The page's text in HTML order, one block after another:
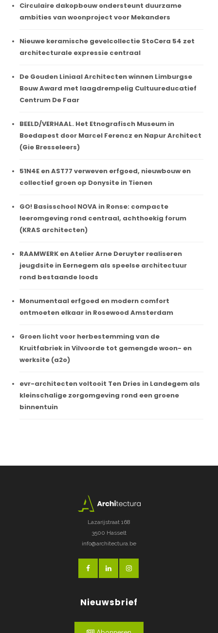
Circulaire dakopbouw ondersteunt duurzame
ambities van woonproject voor Mekanders
Nieuwe keramische gevelcollectie StoCera 54 zet
architecturale expressie centraal
De Gouden Liniaal Architecten winnen Limburgse
Bouw Award met laagdrempelig Cultuureducatief
Centrum De Faar
BEELD/VERHAAL. Het Etnografisch Museum in
Boedapest door Marcel Ferencz en Napur Architect
(Gie Bresseleers)
51N4E en AST77 verweven erfgoed, nieuwbouw en
collectief groen op Donysite in Tienen
GO! Basisschool NOVA in Ronse: compacte
leeromgeving rond centraal, achthoekig forum
(KRAS architecten)
RAAMWERK en Atelier Arne Deruyter realiseren
jeugdsite in Eernegem als speelse architectuur
rond bestaande loods
Monumentaal erfgoed en modern comfort
ontmoeten elkaar in Rosewood Amsterdam
Groen licht voor herbestemming van de
Kruitfabriek in Vilvoorde tot gemengde woon- en
werksite (a2o)
evr-architecten voltooit Ten Dries in Landegem als
kleinschalige zorgomgeving rond een groene
binnentuin
Lazarijstraat 168
3500 Hasselt
info@architectura.be
Nieuwsbrief